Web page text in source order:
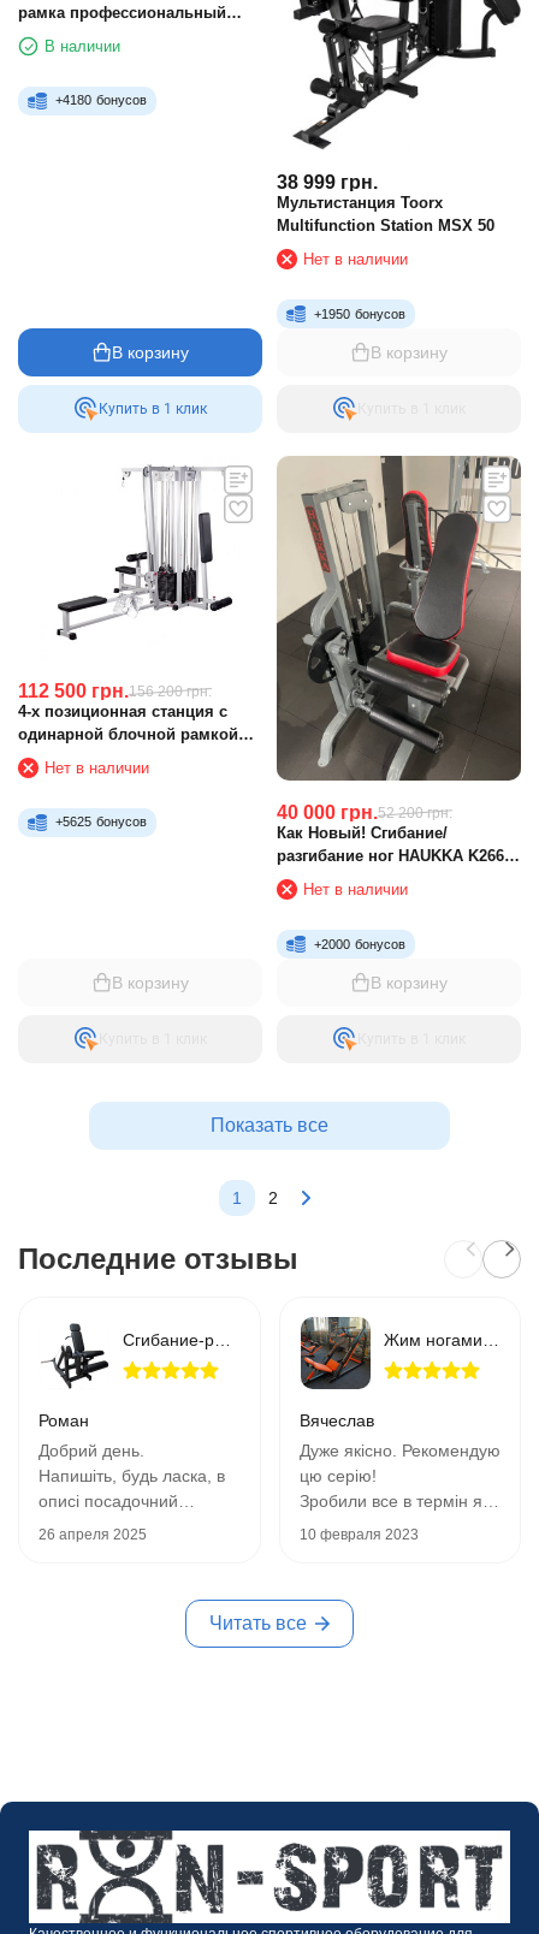
рамка профессиональный
ПС-43 2х100 кг
В наличии
+4180 бонусов
В корзину
Купить в 1 клик
38 999 грн.
Мультистанция Toorx
Multifunction Station MSX 50
Нет в наличии
+1950 бонусов
В корзину
Купить в 1 клик
112 500 грн.156 200 грн.
4-х позиционная станция с
одинарной блочной рамкой
RN-Sport ST/BT104
Нет в наличии
+5625 бонусов
В корзину
Купить в 1 клик
40 000 грн.52 200 грн.
Как Новый! Сгибание/
разгибание ног HAUKKA K266
Grey
Нет в наличии
+2000 бонусов
В корзину
Купить в 1 клик
Показать все
1 2
Последние отзывы
Роман
Добрий день.
Напишіть, будь ласка, в
описі посадочний
діаметр штоку під блини
потенційного покупця!
мінімальним отвором
26 апреля 2025
Вячеслав
Дуже якісно. Рекомендую
цю серію!
Зробили все в термін як і
говорили, фото
та більше одиниць
тренажерів дають
знижку)
10 февраля 2023
Читать все